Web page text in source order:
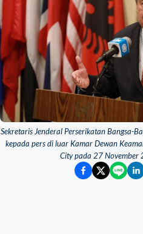
Sekretaris Jenderal Perserikatan Bangsa-
kepada pers di luar Kamar Dewan
City pada 27 November